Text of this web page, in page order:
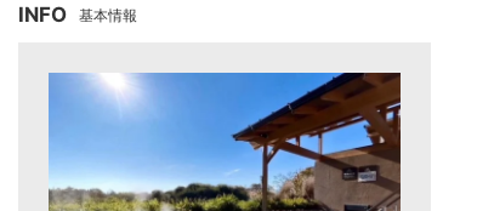
INFO 基本情報